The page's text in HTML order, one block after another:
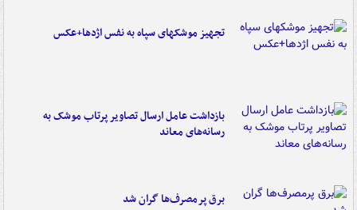
تجهیز موشکهای سپاه به نفس اژدها+عکس
بازداشت عامل ارسال تصاویر پرتاب موشک به
رسانه‌های معاند
برق پرمصرف‌ها گران شد